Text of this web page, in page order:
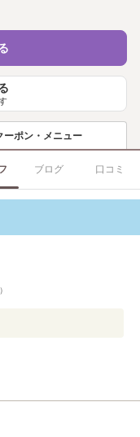
ーポン・メニュー
ブログ 口コミ